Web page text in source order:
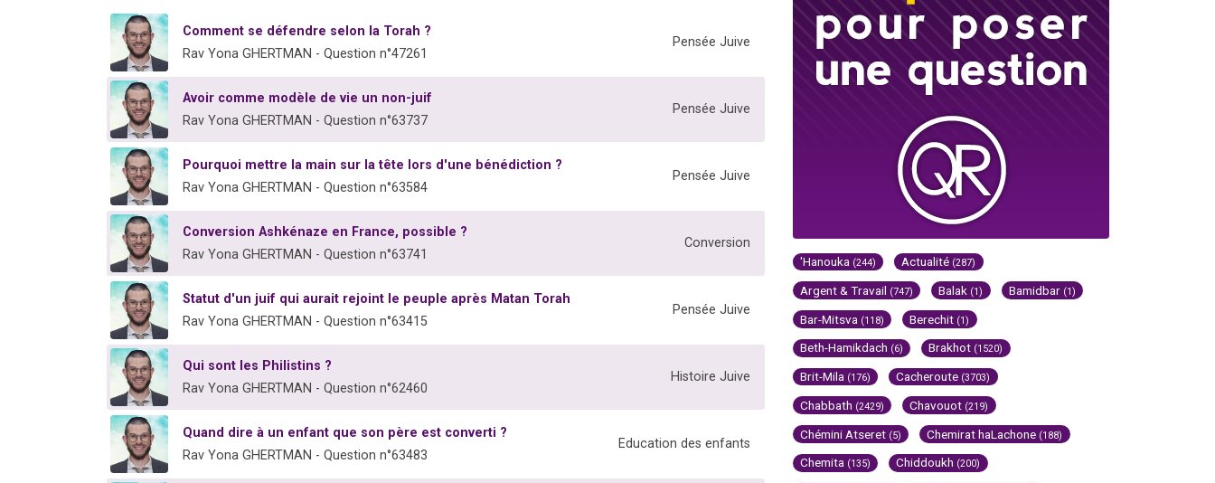
Comment se défendre selon la Torah ?
Rav Yona GHERTMAN - Question n°47261
Pensée Juive
Avoir comme modèle de vie un non-juif
Rav Yona GHERTMAN - Question n°63737
Pensée Juive
Pourquoi mettre la main sur la tête lors d'une bénédiction ?
Rav Yona GHERTMAN - Question n°63584
Pensée Juive
Conversion Ashkénaze en France, possible ?
Rav Yona GHERTMAN - Question n°63741
Conversion
Statut d'un juif qui aurait rejoint le peuple après Matan Torah
Rav Yona GHERTMAN - Question n°63415
Pensée Juive
Qui sont les Philistins ?
Rav Yona GHERTMAN - Question n°62460
Histoire Juive
Quand dire à un enfant que son père est converti ?
Rav Yona GHERTMAN - Question n°63483
Education des enfants
'Hanouka (244) Actualité (287)
Argent & Travail (747) Balak (1) Bamidbar (1)
Bar-Mitsva (118) Berechit (1)
Beth-Hamikdach (6) Brakhot (1520)
Brit-Mila (176) Cacheroute (3703)
Chabbath (2429) Chavouot (219)
Chémini Atseret (5) Chemirat haLachone (188)
Chemita (135) Chiddoukh (200)